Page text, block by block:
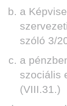
a
szóló 3/
a
szociális
(VIII.31.)